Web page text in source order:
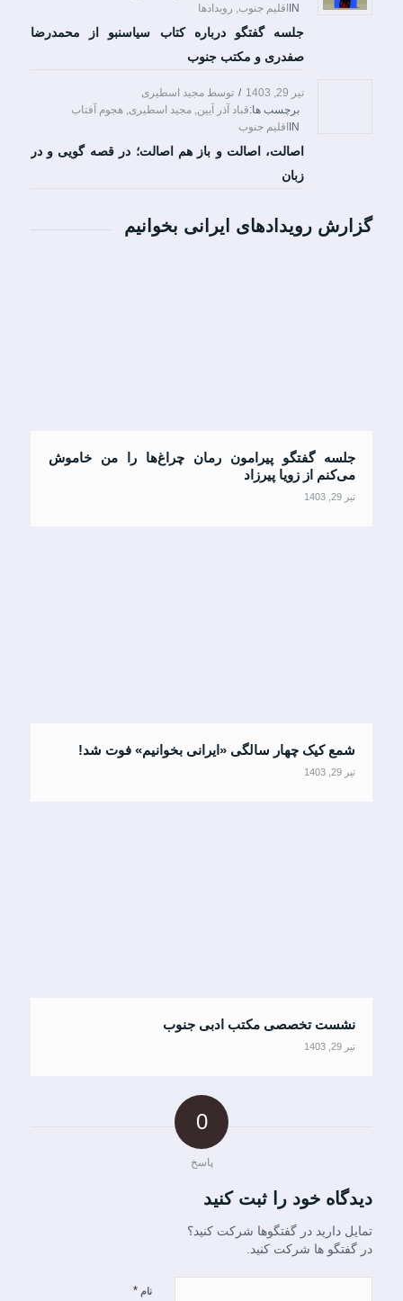
INاقلیم جنوب رویدادها
جلسه گفتگو درباره کتاب سیاسنبو از محمدرضا
صفدری و مکتب جنوب
تیر 29, 1403 / توسط مجید اسطیری
INاقلیم جنوب
برچسب ها:قباد آذر آیین مجید اسطیری هجوم آفتاب
اصالت، اصالت و باز هم اصالت؛ در قصه گویی و در
زبان
گزارش رویدادهای ایرانی بخوانیم
جلسه گفتگو پیرامون رمان چراغ‌ها را من خاموش
می‌کنم از زویا پیرزاد
تیر 29, 1403
شمع کیک چهار سالگی «ایرانی بخوانیم» فوت شد!
تیر 29, 1403
نشست تخصصی مکتب ادبی جنوب
تیر 29, 1403
0
پاسخ
دیدگاه خود را ثبت کنید
تمایل دارید در گفتگوها شرکت کنید؟
در گفتگو ها شرکت کنید.
نام *